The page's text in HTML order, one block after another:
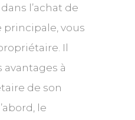
l’achat de
vous
Il
à
de son
le